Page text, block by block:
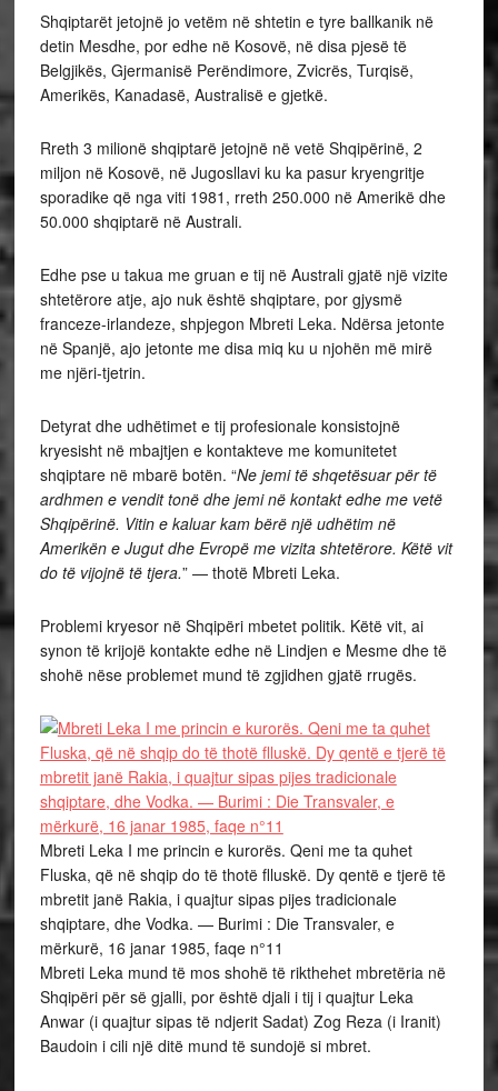
Shqiptarët jetojnë jo vetëm në shtetin e tyre ballkanik në
detin Mesdhe, por edhe në Kosovë, në disa pjesë të
Belgjikës, Gjermanisë Perëndimore, Zvicrës, Turqisë,
Amerikës, Kanadasë, Australisë e gjetkë.
Rreth 3 milionë shqiptarë jetojnë në vetë Shqipërinë, 2
miljon në Kosovë, në Jugosllavi ku ka pasur kryengritje
sporadike që nga viti 1981, rreth 250.000 në Amerikë dhe
50.000 shqiptarë në Australi.
Edhe pse u takua me gruan e tij në Australi gjatë një vizite
shtetërore atje, ajo nuk është shqiptare, por gjysmë
franceze-irlandeze, shpjegon Mbreti Leka. Ndërsa jetonte
në Spanjë, ajo jetonte me disa miq ku u njohën më mirë
me njëri-tjetrin.
Detyrat dhe udhëtimet e tij profesionale konsistojnë
kryesisht në mbajtjen e kontakteve me komunitetet
shqiptare në mbarë botën. “Ne jemi të shqetësuar për të
ardhmen e vendit tonë dhe jemi në kontakt edhe me vetë
Shqipërinë. Vitin e kaluar kam bërë një udhëtim në
Amerikën e Jugut dhe Evropë me vizita shtetërore. Këtë vit
do të vijojnë të tjera.” — thotë Mbreti Leka.
Problemi kryesor në Shqipëri mbetet politik. Këtë vit, ai
synon të krijojë kontakte edhe në Lindjen e Mesme dhe të
shohë nëse problemet mund të zgjidhen gjatë rrugës.
Mbreti Leka I me princin e kurorës. Qeni me ta quhet
Fluska, që në shqip do të thotë flluskë. Dy qentë e tjerë të
mbretit janë Rakia, i quajtur sipas pijes tradicionale
shqiptare, dhe Vodka. — Burimi : Die Transvaler, e
mërkurë, 16 janar 1985, faqe n°11
Mbreti Leka mund të mos shohë të rikthehet mbretëria në
Shqipëri për së gjalli, por është djali i tij i quajtur Leka
Anwar (i quajtur sipas të ndjerit Sadat) Zog Reza (i Iranit)
Baudoin i cili një ditë mund të sundojë si mbret.